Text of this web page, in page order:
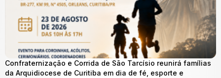
Confraternização e Corrida de São Tarcísio reunirá famílias
da Arquidiocese de Curitiba em dia de fé, esporte e